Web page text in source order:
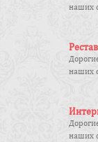
наших
наших
наших